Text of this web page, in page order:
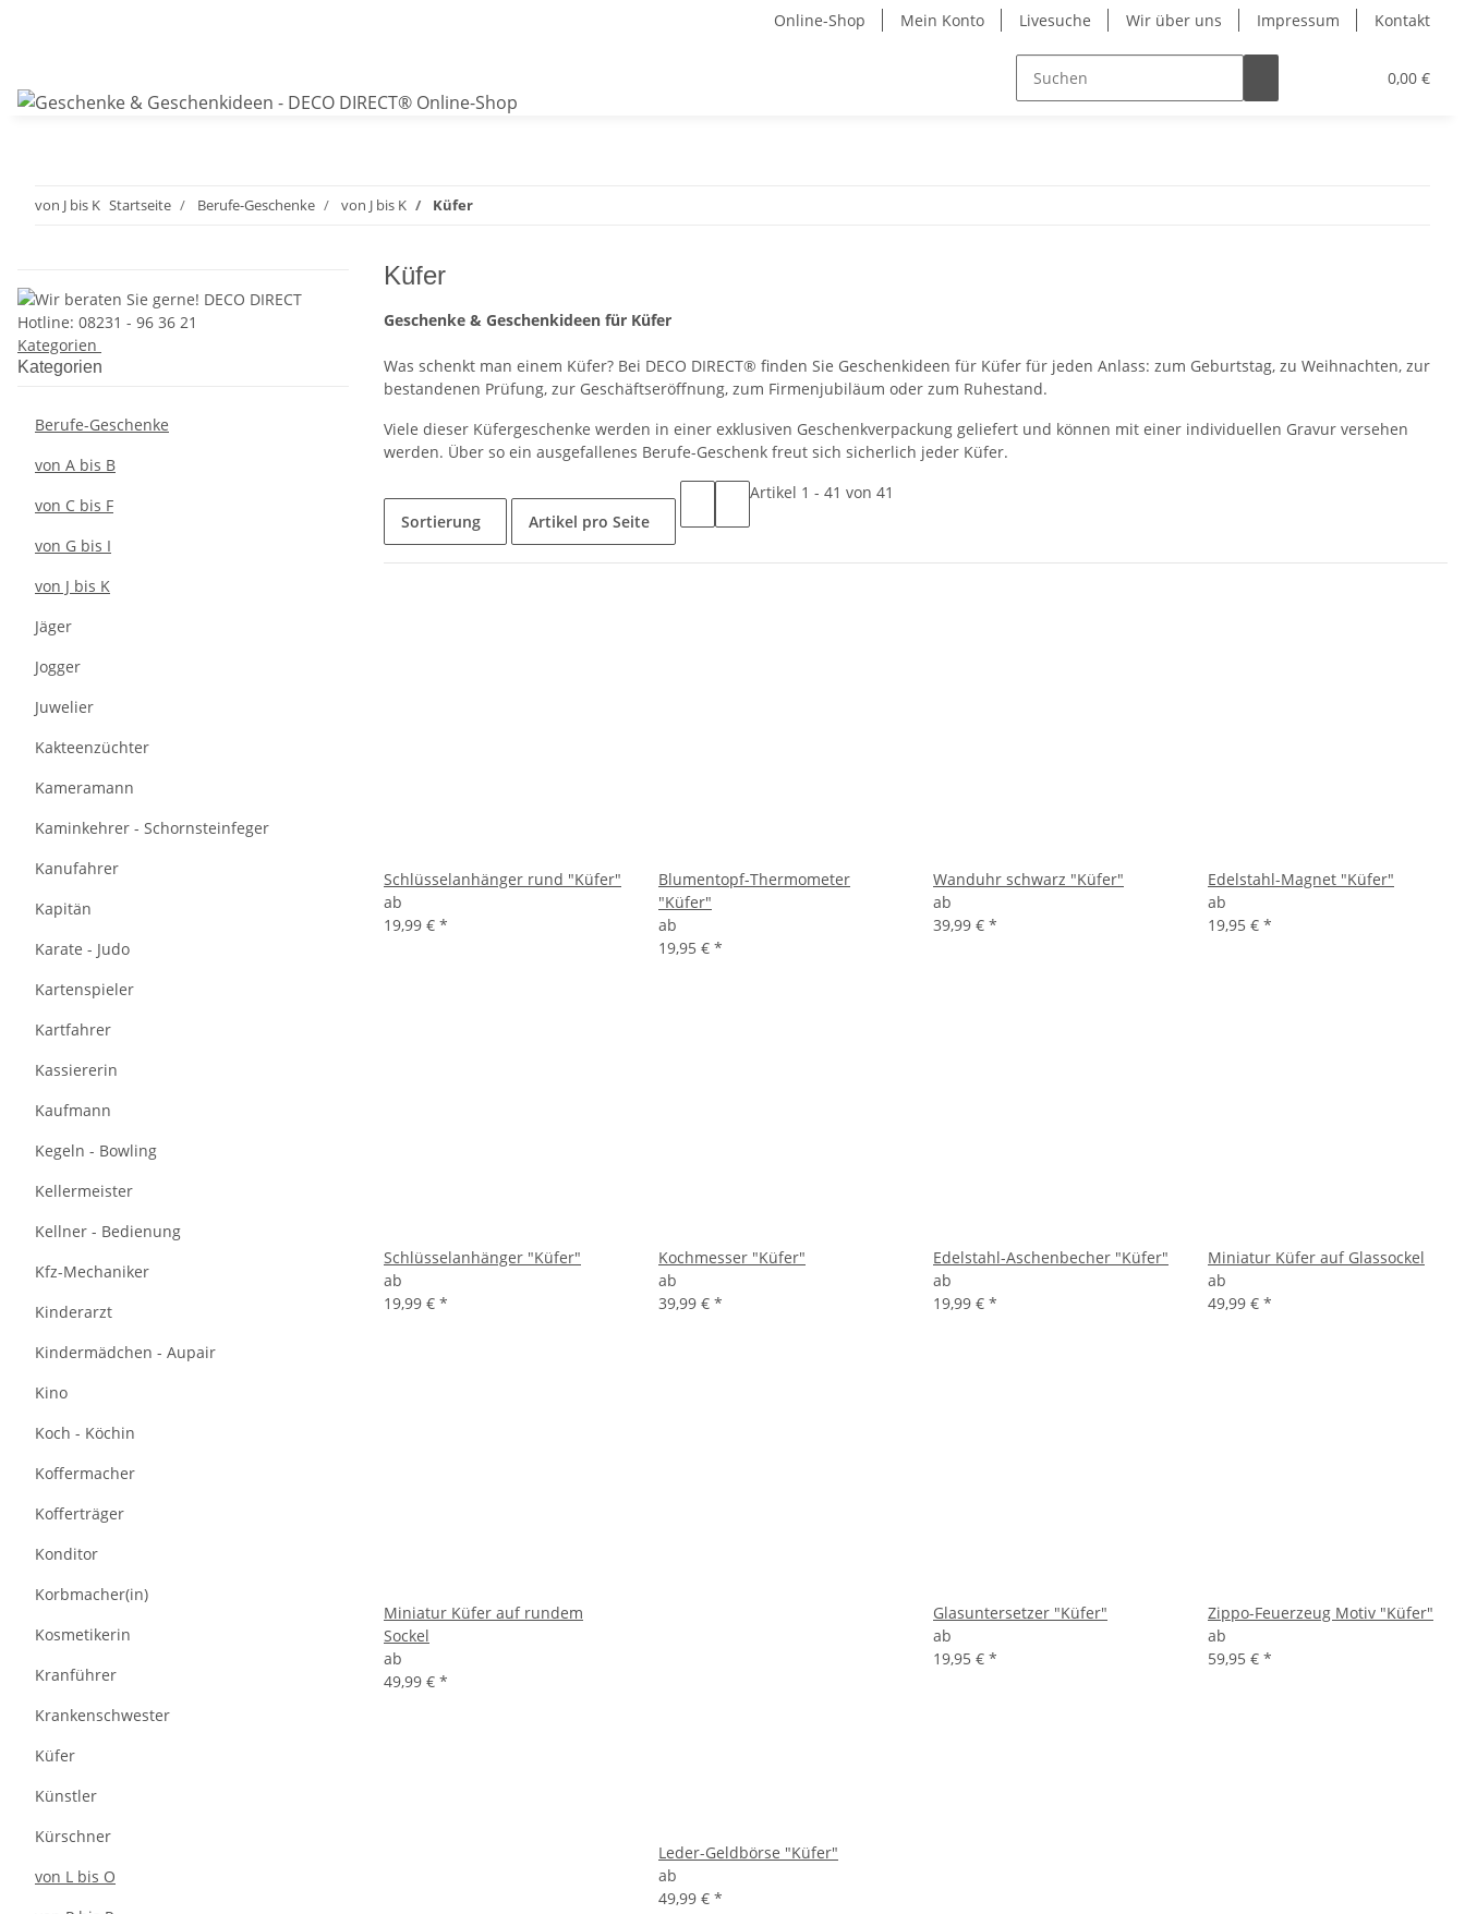
Online-Shop Mein Konto Livesuche Wir über uns Impressum Kontakt
0,00 €
von J bis K Startseite Berufe-Geschenke von J bis K Küfer
Küfer
Geschenke & Geschenkideen für Küfer
Was schenkt man einem Küfer? Bei DECO DIRECT® finden Sie Geschenkideen für Küfer für jeden Anlass: zum Geburtstag, zu Weihnachten, zur
bestandenen Prüfung, zur Geschäftseröffnung, zum Firmenjubiläum oder zum Ruhestand.
Viele dieser Küfergeschenke werden in einer exklusiven Geschenkverpackung geliefert und können mit einer individuellen Gravur versehen
werden. Über so ein ausgefallenes Berufe-Geschenk freut sich sicherlich jeder Küfer.
Sortierung Artikel pro Seite
Artikel 1 - 41 von 41
Schlüsselanhänger rund "Küfer"
ab
19,99 € *
Blumentopf-Thermometer
"Küfer"
ab
19,95 € *
Wanduhr schwarz "Küfer"
ab
39,99 € *
Edelstahl-Magnet "Küfer"
ab
19,95 € *
Schlüsselanhänger "Küfer"
ab
19,99 € *
Kochmesser "Küfer"
ab
39,99 € *
Edelstahl-Aschenbecher "Küfer"
ab
19,99 € *
Miniatur Küfer auf Glassockel
ab
49,99 € *
Miniatur Küfer auf rundem
Sockel
ab
49,99 € *
Leder-Geldbörse "Küfer"
ab
49,99 € *
Glasuntersetzer "Küfer"
ab
19,95 € *
Zippo-Feuerzeug Motiv "Küfer"
ab
59,95 € *
Kategorien
Kategorien
Berufe-Geschenke
von A bis B
von C bis F
von G bis I
von J bis K
Jäger
Jogger
Juwelier
Kakteenzüchter
Kameramann
Kaminkehrer - Schornsteinfeger
Kanufahrer
Kapitän
Karate - Judo
Kartenspieler
Kartfahrer
Kassiererin
Kaufmann
Kegeln - Bowling
Kellermeister
Kellner - Bedienung
Kfz-Mechaniker
Kinderarzt
Kindermädchen - Aupair
Kino
Koch - Köchin
Koffermacher
Kofferträger
Konditor
Korbmacher(in)
Kosmetikerin
Kranführer
Krankenschwester
Küfer
Künstler
Kürschner
von L bis O